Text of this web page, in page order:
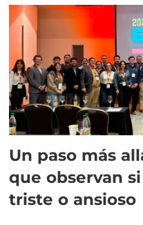
Un paso más
que observan
triste o ansioso